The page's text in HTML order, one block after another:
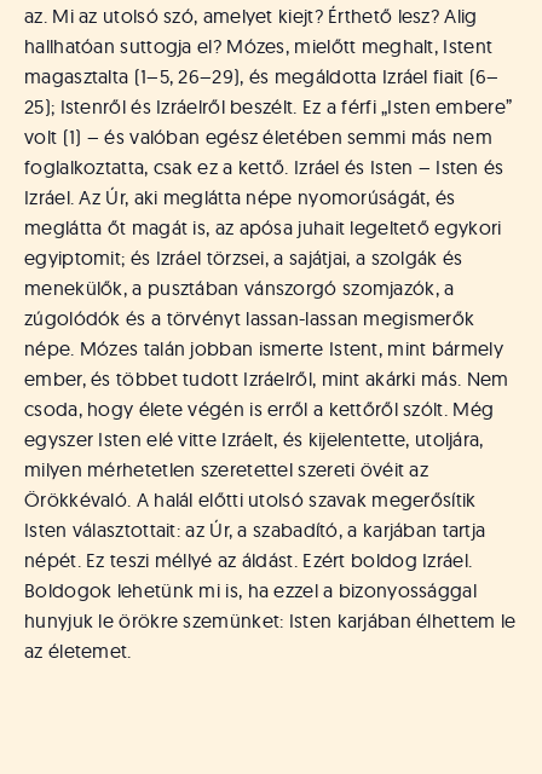
az. Mi az utolsó szó, amelyet kiejt? Érthető lesz? Alig
hallhatóan suttogja el? Mózes, mielőtt meghalt, Istent
magasztalta (1–5, 26–29), és megáldotta Izráel fiait (6–
25); Istenről és Izráelről beszélt. Ez a férfi „Isten embere”
volt (1) – és valóban egész életében semmi más nem
foglalkoztatta, csak ez a kettő. Izráel és Isten – Isten és
Izráel. Az Úr, aki meglátta népe nyomorúságát, és
meglátta őt magát is, az apósa juhait legeltető egykori
egyiptomit; és Izráel törzsei, a sajátjai, a szolgák és
menekülők, a pusztában vánszorgó szomjazók, a
zúgolódók és a törvényt lassan-lassan megismerők
népe. Mózes talán jobban ismerte Istent, mint bármely
ember, és többet tudott Izráelről, mint akárki más. Nem
csoda, hogy élete végén is erről a kettőről szólt. Még
egyszer Isten elé vitte Izráelt, és kijelentette, utoljára,
milyen mérhetetlen szeretettel szereti övéit az
Örökkévaló. A halál előtti utolsó szavak megerősítik
Isten választottait: az Úr, a szabadító, a karjában tartja
népét. Ez teszi méllyé az áldást. Ezért boldog Izráel.
Boldogok lehetünk mi is, ha ezzel a bizonyossággal
hunyjuk le örökre szemünket: Isten karjában élhettem le
az életemet.